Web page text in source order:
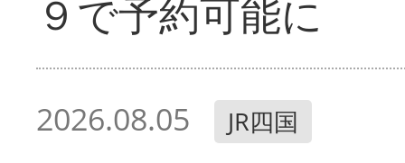
９で予約可能に
2026.08.05 JR四国